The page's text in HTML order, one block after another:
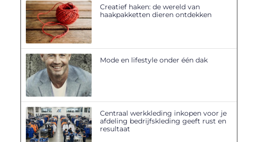
Creatief haken: de wereld van
haakpakketten dieren ontdekken
Mode en lifestyle onder één dak
Centraal werkkleding inkopen voor je
afdeling bedrijfskleding geeft rust en
resultaat